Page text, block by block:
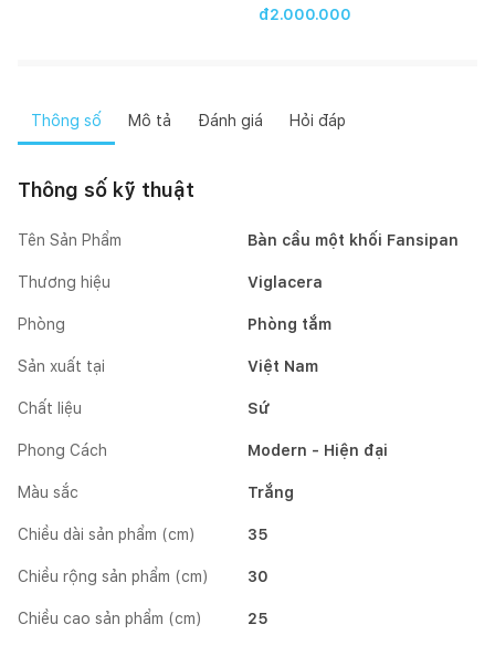
đ2.000.000
Thông số Mô tả Đánh giá Hỏi đáp
Thông số kỹ thuật
Tên Sản Phẩm Bàn cầu một khối Fansipan
Thương hiệu Viglacera
Phòng Phòng tắm
Sản xuất tại Việt Nam
Chất liệu Sứ
Phong Cách Modern - Hiện đại
Màu sắc Trắng
Chiều dài sản phẩm (cm) 35
Chiều rộng sản phẩm (cm) 30
Chiều cao sản phẩm (cm) 25